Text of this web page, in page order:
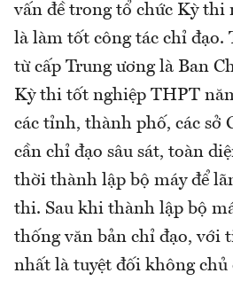
vấn đề trong tổ chức Kỳ thi
là làm tốt công tác chỉ đạo.
từ cấp Trung ương là Ban
Kỳ thi tốt nghiệp THPT
các tỉnh, thành phố, các sở
cần chỉ đạo sâu sát, toàn
thời thành lập bộ máy để
thi. Sau khi thành lập bộ
thống văn bản chỉ đạo, với
nhất là tuyệt đối không chủ